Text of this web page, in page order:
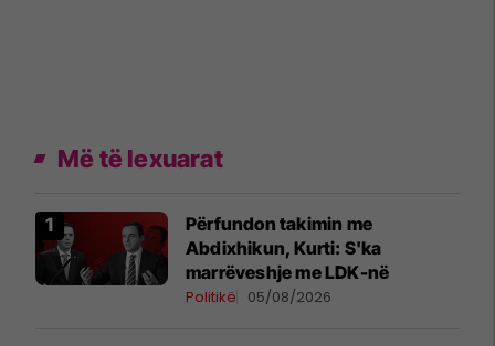
Më të lexuarat
Përfundon takimin me
Abdixhikun, Kurti: S'ka
marrëveshje me LDK-në
Politikë 05/08/2026